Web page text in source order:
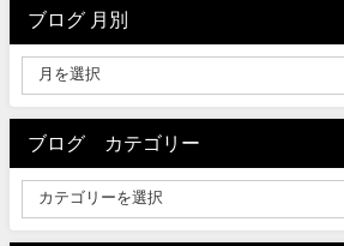
ブログ 月別
ブログ カテゴリー